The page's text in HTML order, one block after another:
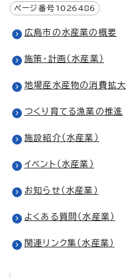
ページ番号 1026486
広島市の水産業の概要
施策・計画（水産業）
地場産水産物の消費拡大
つくり育てる漁業の推進
施設紹介（水産業）
イベント（水産業）
お知らせ（水産業）
よくある質問（水産業）
関連リンク集（水産業）